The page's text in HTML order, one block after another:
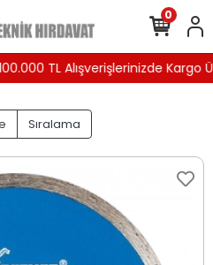
TL Alışverişlerinizde Kargo
0
Sıralama